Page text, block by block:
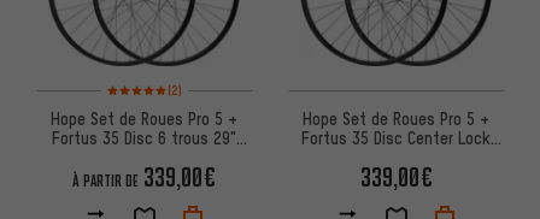
Note moyenne : 5 sur 5 d'après 2 avis
(2)
Hope Set de Roues Pro 5 +
Fortus 35 Disc 6 trous 29"
À PARTIR DE 339,00€
Hope Set de Roues Pro 5 +
Fortus 35 Disc Center Lock
339,00€